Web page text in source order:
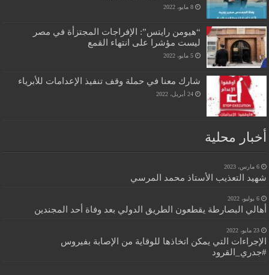
8 مايو، 2022
“هيومن رايتس”: الإفراجات المجتزأة في مصر
ليست مؤشرا على انتهاء القمع
5 مايو، 2022
شارك معنا في حملة وقف تنفيذ الإعدامات للأبرياء
24 أبريل، 2022
أخبار محلية
6 مارس، 2023
شهيد التعذيب الأستاذ محمد المرسي
6 يوليو، 2022
أهالي البصارطة يقطعون الطريق الدولي بعد وفاة أحد المجندين
23 مايو، 2022
الإجراءات التي يمكن اتخاذها للوقاية من الإصابة بفيروس
#جدري_القرود